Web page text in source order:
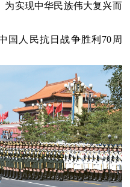
为实现中华民族伟大复兴而
人民抗日战争胜利70周